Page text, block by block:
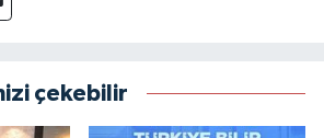
çekebilir